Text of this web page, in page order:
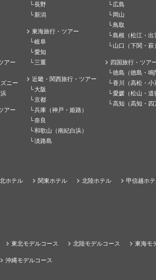
アー
ニー
アー
長野
新潟
東海旅行・ツアー
岐阜
愛知
三重
近畿・関西旅行・ツアー
大阪
京都
兵庫（神戸・姫路）
奈良
和歌山（南紀白浜）
淡路島
広島
岡山
鳥取
島根（松江・出
山口（下関・萩）
四国旅行・ツア
徳島（徳島・鳴
香川（高松・小
愛媛（松山・道
高知（高知・四
ホテル 関東ホテル 北陸ホテル 甲信越ホ
東北モデルコース 北陸モデルコース 東海モ
沖縄モデルコース